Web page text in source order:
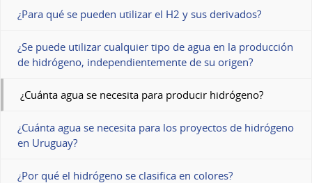
¿Para qué se pueden utilizar el H2 y sus derivados?
¿Se puede utilizar cualquier tipo de agua en la producción
de hidrógeno, independientemente de su origen?
¿Cuánta agua se necesita para producir hidrógeno?
¿Cuánta agua se necesita para los proyectos de hidrógeno
en Uruguay?
¿Por qué el hidrógeno se clasifica en colores?